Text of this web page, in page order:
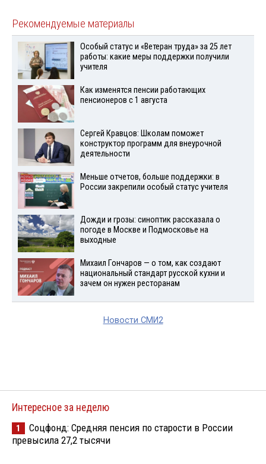
Рекомендуемые материалы
Особый статус и «Ветеран труда» за 25 лет
работы: какие меры поддержки получили
учителя
Как изменятся пенсии работающих
пенсионеров с 1 августа
Сергей Кравцов: Школам поможет
конструктор программ для внеурочной
деятельности
Меньше отчетов, больше поддержки: в
России закрепили особый статус учителя
Дожди и грозы: синоптик рассказала о
погоде в Москве и Подмосковье на
выходные
Михаил Гончаров — о том, как создают
национальный стандарт русской кухни и
зачем он нужен ресторанам
Новости СМИ2
Интересное за неделю
1
Соцфонд: Средняя пенсия по старости в России
превысила 27,2 тысячи